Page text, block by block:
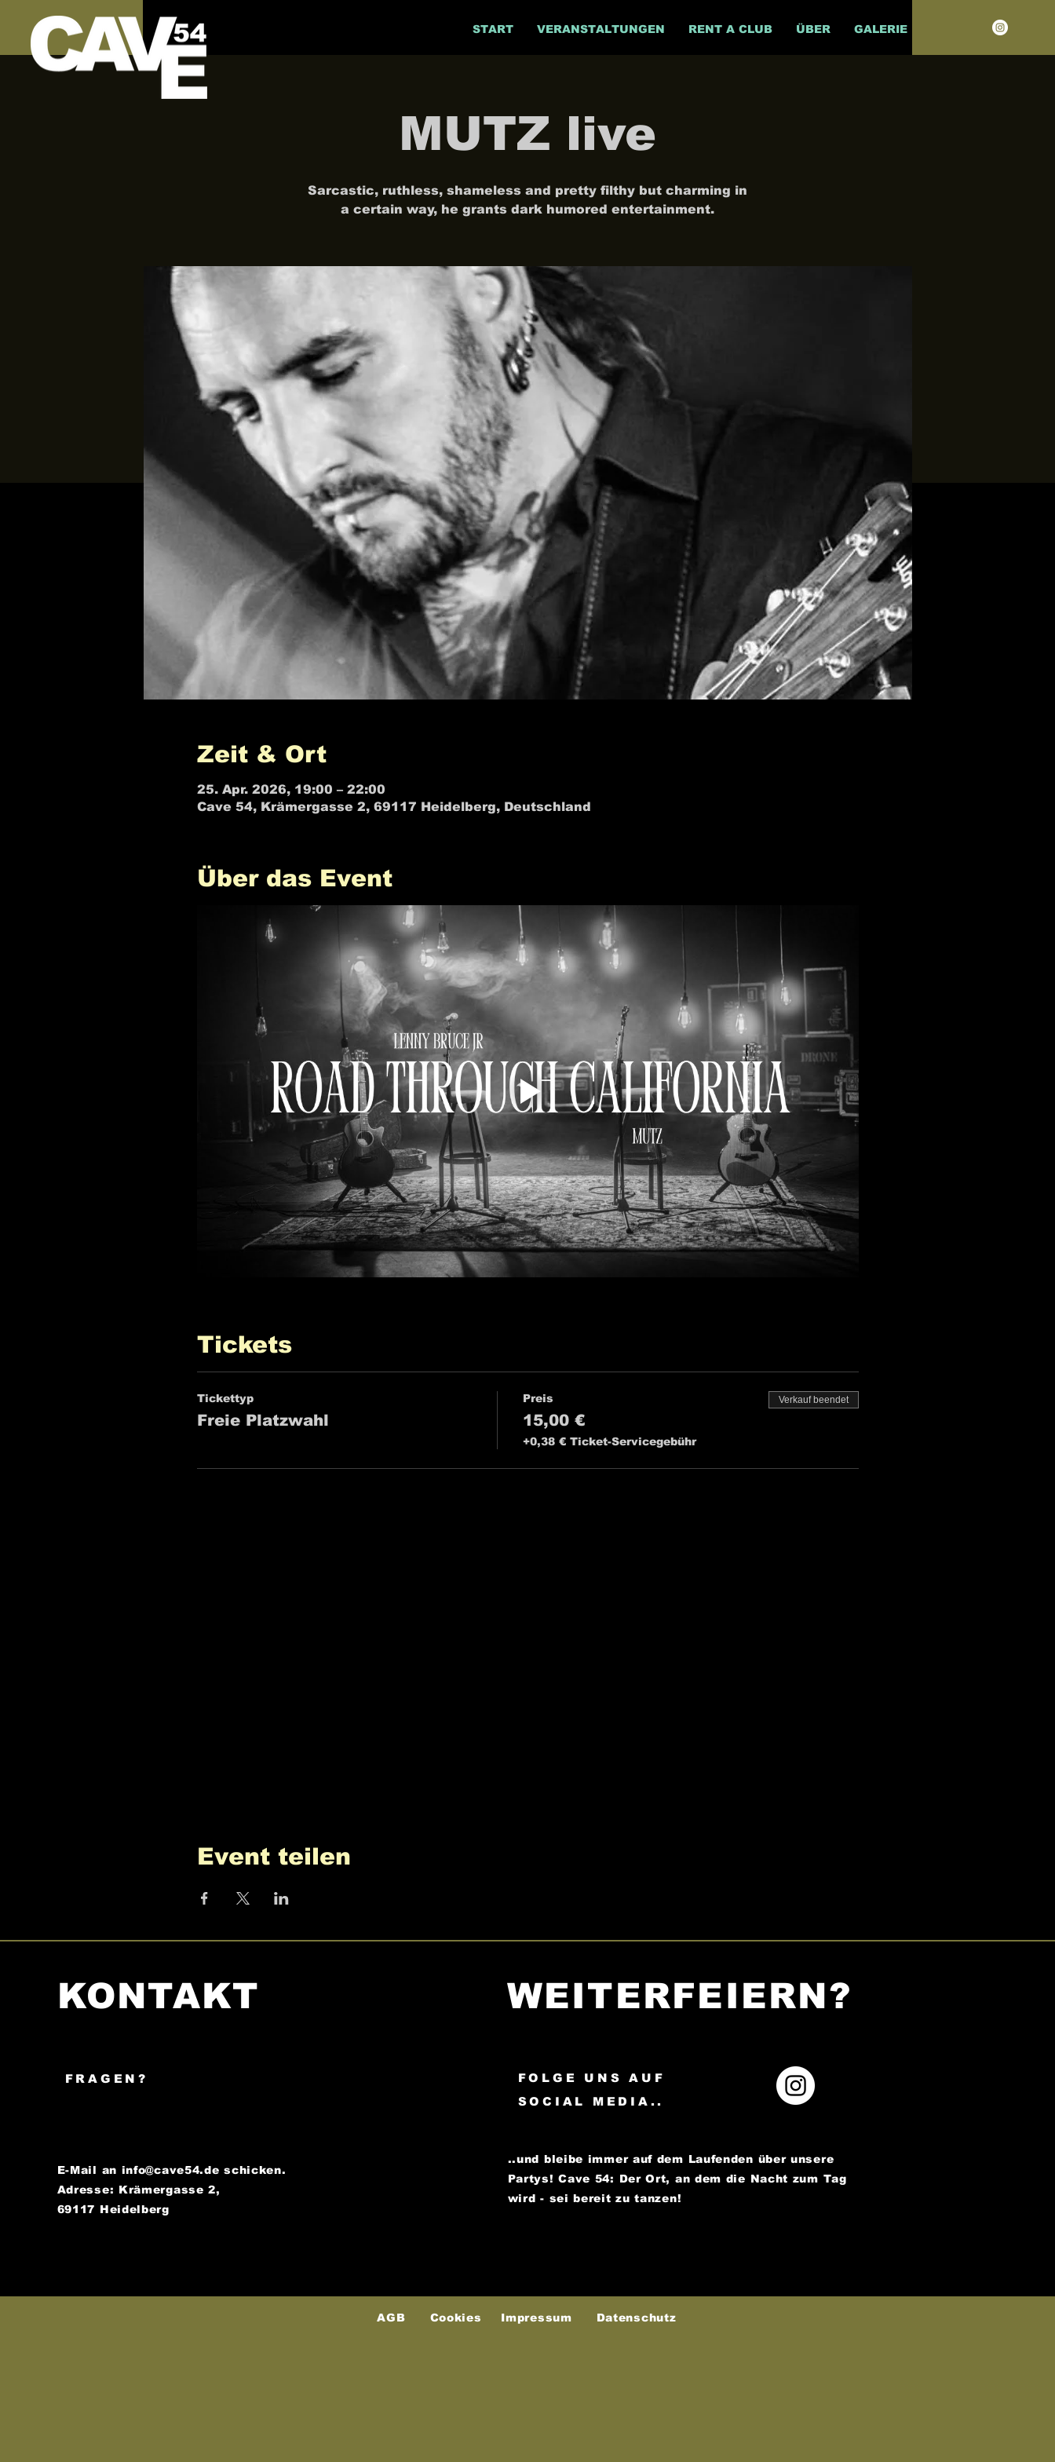
START VERANSTALTUNGEN RENT A CLUB ÜBER GALERIE
MUTZ live
Sarcastic, ruthless, shameless and pretty filthy but charming in
a certain way, he grants dark humored entertainment.
Zeit & Ort
25. Apr. 2026, 19:00 – 22:00
Cave 54, Krämergasse 2, 69117 Heidelberg, Deutschland
Über das Event
Tickets
Tickettyp
Freie Platzwahl
Preis
15,00 €
+0,38 € Ticket-Servicegebühr
Verkauf beendet
Event teilen
KONTAKT
FRAGEN?
E-Mail an info@cave54.de schicken.
Adresse: Krämergasse 2,
69117 Heidelberg
WEITERFEIERN?
FOLGE UNS AUF
SOCIAL MEDIA..
..und bleibe immer auf dem Laufenden über unsere
Partys!Cave 54: Der Ort, an dem die Nacht zum Tag
wird - sei bereit zu tanzen!
AGB Cookies Impressum Datenschutz